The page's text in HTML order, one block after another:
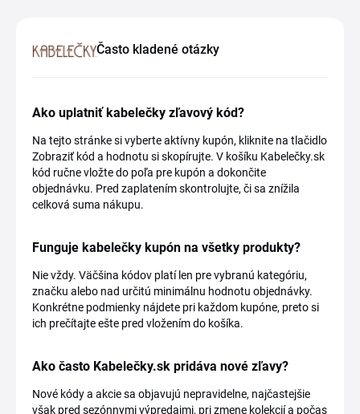
Často kladené otázky
Ako uplatniť kabelečky zľavový kód?
Na tejto stránke si vyberte aktívny kupón, kliknite na tlačidlo
Zobraziť kód a hodnotu si skopírujte. V košíku Kabelečky.sk
kód ručne vložte do poľa pre kupón a dokončite
objednávku. Pred zaplatením skontrolujte, či sa znížila
celková suma nákupu.
Funguje kabelečky kupón na všetky produkty?
Nie vždy. Väčšina kódov platí len pre vybranú kategóriu,
značku alebo nad určitú minimálnu hodnotu objednávky.
Konkrétne podmienky nájdete pri každom kupóne, preto si
ich prečítajte ešte pred vložením do košíka.
Ako často Kabelečky.sk pridáva nové zľavy?
Nové kódy a akcie sa objavujú nepravidelne, najčastejšie
však pred sezónnymi výpredajmi, pri zmene kolekcií a počas